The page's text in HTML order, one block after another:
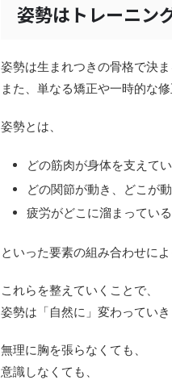
姿勢はトレーニン
姿勢は生まれつきの骨格で決ま
また、単なる矯正や一時的な修
姿勢とは、
どの筋肉が身体を支えて
どの関節が動き、どこが
疲労がどこに溜まってい
といった要素の組み合わせによ
これらを整えていくことで、
姿勢は「自然に」変わっていき
無理に胸を張らなくても、
意識しなくても、